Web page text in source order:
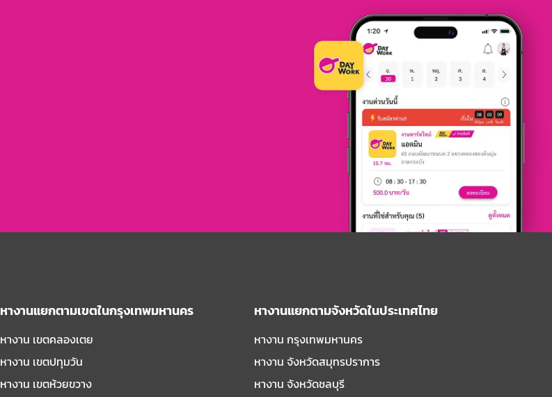
หางานแยกตามเขตในกรุงเทพมหานคร
หางาน เขตคลองเตย
หางาน เขตปทุมวัน
หางาน เขตห้วยขวาง
หางานแยกตามจังหวัดในประเทศไทย
หางาน กรุงเทพมหานคร
หางาน จังหวัดสมุทรปราการ
หางาน จังหวัดชลบุรี